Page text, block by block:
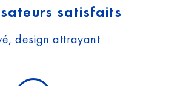
satisfaits
design attrayant